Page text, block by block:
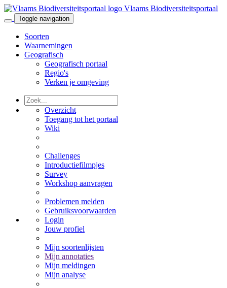
Vlaams Biodiversiteitsportaal
Toggle navigation
Soorten
Waarnemingen
Geografisch
Geografisch portaal
Regio's
Verken je omgeving
Overzicht
Toegang tot het portaal
Wiki
Challenges
Introductiefilmpjes
Survey
Workshop aanvragen
Problemen melden
Gebruiksvoorwaarden
Login
Jouw profiel
Mijn soortenlijsten
Mijn annotaties
Mijn meldingen
Mijn analyse